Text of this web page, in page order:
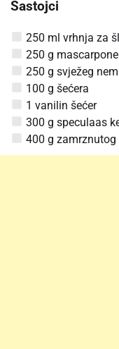
Sastojci
250 ml vrhnja za
250 g
250 g svježeg
100 g šećera
1 vanilin šećer
300 g speculaas
400 g